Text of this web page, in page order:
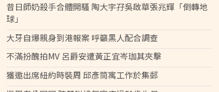
昔日師奶殺手合體開騷 陶大宇孖吳啟華張兆輝「倒轉地
球」
大牙自爆親身到港報案 呼籲黑人配合調查
不滿扮醜拍MV 呂爵安遭黃正宜岑珈其夾擊
獲邀出席紐約時裝周 邱彥筒寓工作於集郵